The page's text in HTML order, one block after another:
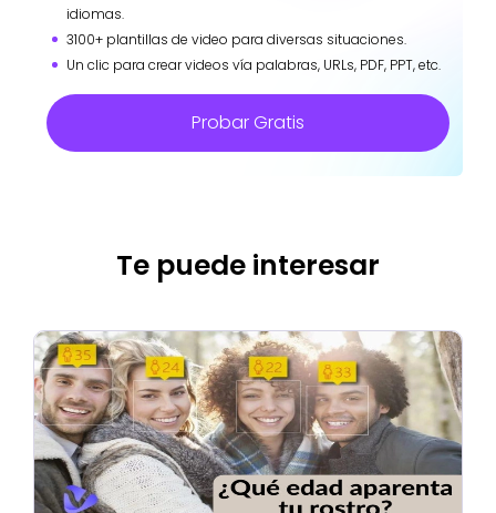
idiomas.
3100+ plantillas de video para diversas situaciones.
Un clic para crear videos vía palabras, URLs, PDF, PPT, etc.
Probar Gratis
Te puede interesar